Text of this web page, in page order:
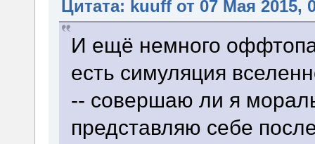
Цитата: kuuff от 07 Мая 2015,
И ещё немного
есть симуляция
-- совершаю ли я
представляю себе